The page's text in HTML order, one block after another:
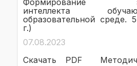
Формирование
интеллекта
образовательной среде.
г.)
07.08.2023
Скачать PDF